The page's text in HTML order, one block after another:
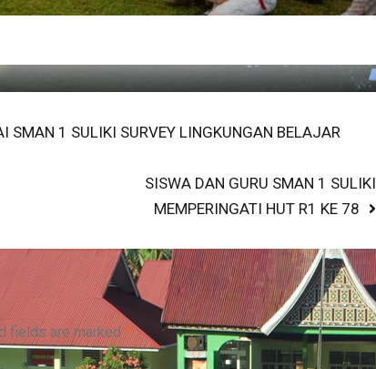
SMAN 1 SULIKI SURVEY LINGKUNGAN BELAJAR
Next
post:
SISWA DAN GURU SMAN 1 SULIKI
MEMPERINGATI HUT R1 KE 78
fields are marked*